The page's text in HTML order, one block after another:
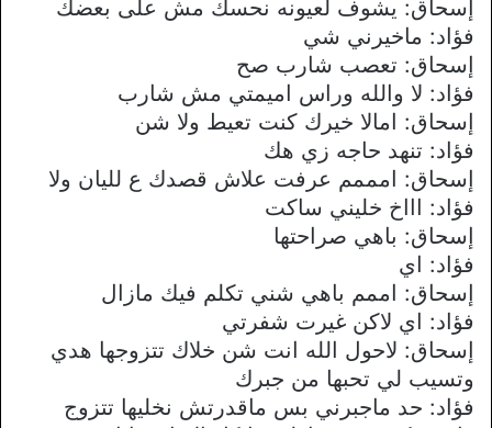
إسحاق: يشوف لعيونه نحسك مش على بعضك
فؤاد: ماخيرني شي
إسحاق: تعصب شارب صح
فؤاد: لا والله وراس اميمتي مش شارب
إسحاق: امالا خيرك كنت تعيط ولا شن
فؤاد: تنهد حاجه زي هك
إسحاق: امممم عرفت علاش قصدك ع لليان ولا
فؤاد: اااخ خليني ساكت
إسحاق: باهي صراحتها
فؤاد: اي
إسحاق: اممم باهي شني تكلم فيك مازال
فؤاد: اي لاكن غيرت شفرتي
إسحاق: لاحول الله انت شن خلاك تتزوجها هدي
وتسيب لي تحبها من جبرك
فؤاد: حد ماجبرني بس ماقدرتش نخليها تتزوج